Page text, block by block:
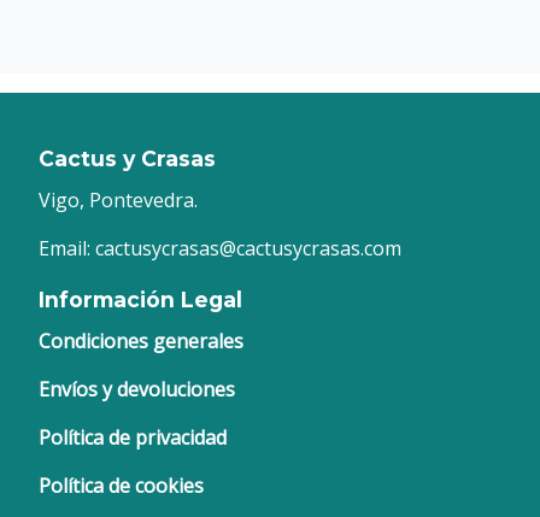
Cactus y Crasas
Vigo, Pontevedra.
Email: cactusycrasas@cactusycrasas.com
Información Legal
Condiciones generales
Envíos y devoluciones
Política de privacidad
Política de cookies